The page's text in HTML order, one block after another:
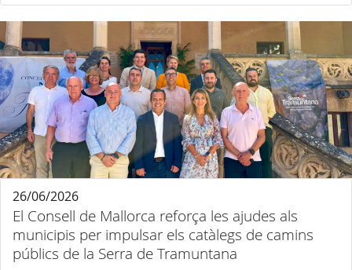
El Consell de Mallorca reforça les ajudes als
municipis per impulsar els catàlegs de camins
públics de la Serra de Tramuntana
26/06/2026